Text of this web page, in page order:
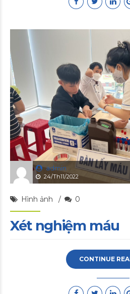
admin
24/Th11/2022
Hình ảnh 0
Xét nghiệm máu
CONTINUE